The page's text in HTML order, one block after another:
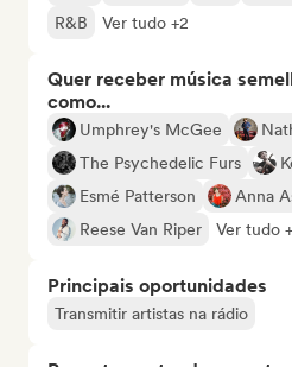
R&B
Ver tudo +2
Quer receber música
como...
Umphrey's McGee
The Psychedelic Furs
Esmé Patterson
Anna
Reese Van Riper
Ver tudo
Principais oportunidades
Transmitir artistas na rádio